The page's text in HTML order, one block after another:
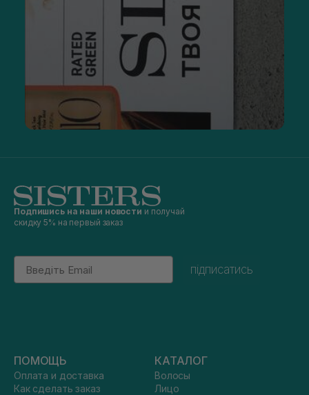
Подпишись на наши новости и получай
скидку 5% на первый заказ
Email
підписатись
ПОМОЩЬ
Оплата и доставка
Как сделать заказ
КАТАЛОГ
Волосы
Лицо